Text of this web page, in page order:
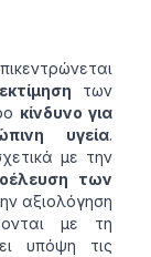
εκτίμηση των
κίνδυνο για
υγεία.
με την
των
αξιολόγηση
με τη
υπόψη τις